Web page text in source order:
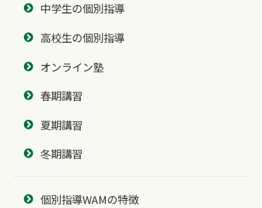
中学生の個別指導
高校生の個別指導
オンライン塾
春期講習
夏期講習
冬期講習
個別指導WAMの特徴